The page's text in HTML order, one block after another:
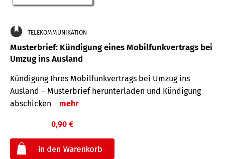
TELEKOMMUNIKATION
Musterbrief: Kündigung eines Mobilfunkvertrags bei
Umzug ins Ausland
Kündigung Ihres Mobilfunkvertrags bei Umzug ins
Ausland – Musterbrief herunterladen und Kündigung
abschicken
mehr
0,90 €